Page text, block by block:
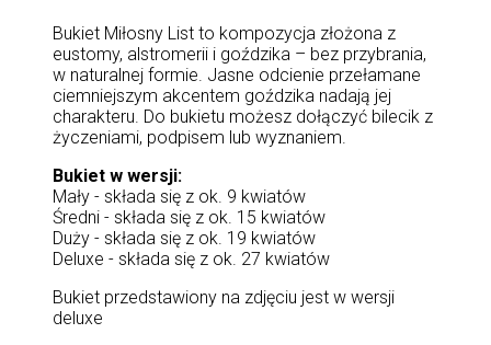
Bukiet Miłosny List to kompozycja złożona z
eustomy, alstromerii i goździka – bez przybrania,
w naturalnej formie. Jasne odcienie przełamane
ciemniejszym akcentem goździka nadają jej
charakteru. Do bukietu możesz dołączyć bilecik z
życzeniami, podpisem lub wyznaniem.
Bukiet w wersji:
Mały - składa się z ok. 9 kwiatów
Średni - składa się z ok. 15 kwiatów
Duży - składa się z ok. 19 kwiatów
Deluxe - składa się z ok. 27 kwiatów
Bukiet przedstawiony na zdjęciu jest w wersji
deluxe